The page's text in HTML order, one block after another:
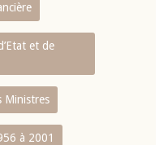
et de
Ministres
à 2001